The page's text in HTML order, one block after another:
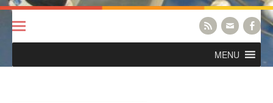
MENU